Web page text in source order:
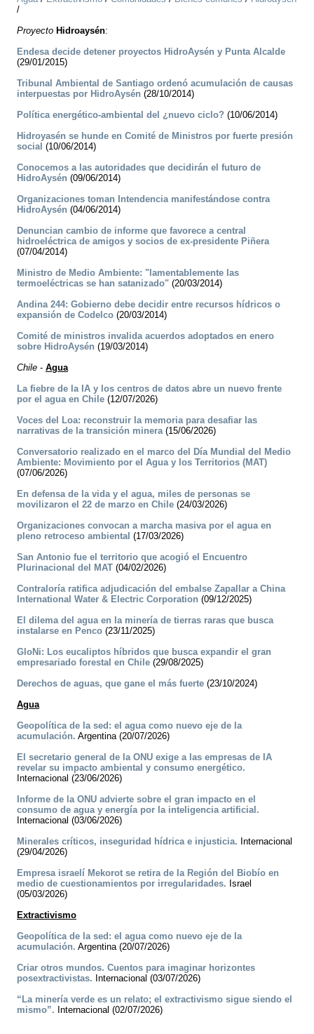
/
Proyecto Hidroaysén:
Endesa decide detener proyectos HidroAysén y Punta Alcalde
(29/01/2015)
Tribunal Ambiental de Santiago ordenó acumulación de causas
interpuestas por HidroAysén (28/10/2014)
Política energético-ambiental del ¿nuevo ciclo? (10/06/2014)
Hidroyasén se hunde en Comité de Ministros por fuerte presión
social (10/06/2014)
Conocemos a las autoridades que decidirán el futuro de
HidroAysén (09/06/2014)
Organizaciones toman Intendencia manifestándose contra
HidroAysén (04/06/2014)
Denuncian cambio de informe que favorece a central
hidroeléctrica de amigos y socios de ex-presidente Piñera
(07/04/2014)
Ministro de Medio Ambiente: "lamentablemente las
termoeléctricas se han satanizado" (20/03/2014)
Andina 244: Gobierno debe decidir entre recursos hídricos o
expansión de Codelco (20/03/2014)
Comité de ministros invalida acuerdos adoptados en enero
sobre HidroAysén (19/03/2014)
Chile - Agua
La fiebre de la IA y los centros de datos abre un nuevo frente
por el agua en Chile (12/07/2026)
Voces del Loa: reconstruir la memoria para desafiar las
narrativas de la transición minera(15/06/2026)
Conversatorio realizado en el marco del Día Mundial del Medio
Ambiente: Movimiento por el Agua y los Territorios (MAT)
(07/06/2026)
En defensa de la vida y el agua, miles de personas se
movilizaron el 22 de marzo en Chile (24/03/2026)
Organizaciones convocan a marcha masiva por el agua en
pleno retroceso ambiental (17/03/2026)
San Antonio fue el territorio que acogió el Encuentro
Plurinacional del MAT (04/02/2026)
Contraloría ratifica adjudicación del embalse Zapallar a China
International Water & Electric Corporation (09/12/2025)
El dilema del agua en la minería de tierras raras que busca
instalarse en Penco (23/11/2025)
GloNi: Los eucaliptos híbridos que busca expandir el gran
empresariado forestal en Chile (29/08/2025)
Derechos de aguas, que gane el más fuerte (23/10/2024)
Agua
Geopolítica de la sed: el agua como nuevo eje de la
acumulación. Argentina (20/07/2026)
El secretario general de la ONU exige a las empresas de IA
revelar su impacto ambiental y consumo energético.
Internacional (23/06/2026)
Informe de la ONU advierte sobre el gran impacto en el
consumo de agua y energía por la inteligencia artificial.
Internacional (03/06/2026)
Minerales críticos, inseguridad hídrica e injusticia. Internacional
(29/04/2026)
Empresa israelí Mekorot se retira de la Región del Biobío en
medio de cuestionamientos por irregularidades. Israel
(05/03/2026)
Extractivismo
Geopolítica de la sed: el agua como nuevo eje de la
acumulación. Argentina (20/07/2026)
Criar otros mundos. Cuentos para imaginar horizontes
posextractivistas. Internacional (03/07/2026)
“La minería verde es un relato; el extractivismo sigue siendo el
mismo”. Internacional (02/07/2026)